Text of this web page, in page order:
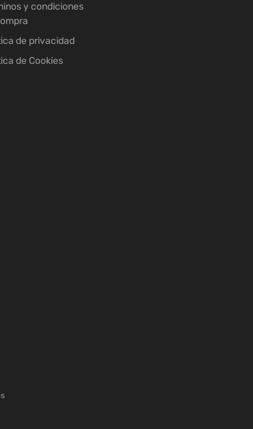
y condiciones
de privacidad
de Cookies